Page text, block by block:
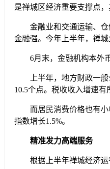
是禅城区经济重要支撑点，
金融业和交通运输、仓储
金融强。今年上半年，禅城
6月末，金融机构本外币
上半年，地方财政一般公
10.5个点。税收收入增速有
而居民消费价格也有小幅
指数增长1.5%。
精准发力高端服务
根据上半年禅城经济运